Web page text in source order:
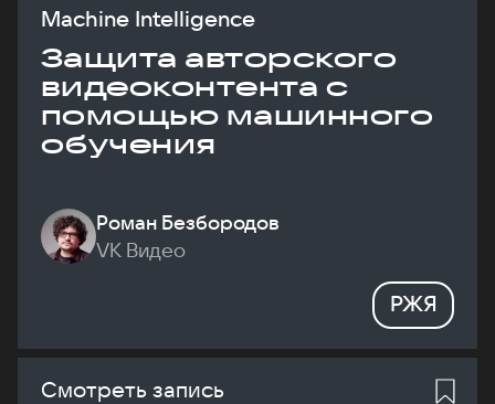
Machine Intelligence
Защита авторского
видеоконтента с
помощью машинного
обучения
Роман Безбородов
VK Видео
РЖЯ
Смотреть запись